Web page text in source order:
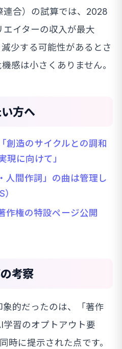
連合）の試算では、2028
イターの収入が最大
少する可能性があるとさ
感は小さくありません。
方へ
創造のサイクルとの調和
現に向けて」
人間作詞」の曲は管理し
作権の特設ページ公開
考察
的だったのは、「著作
習のオプトアウト要
時に提示された点です。